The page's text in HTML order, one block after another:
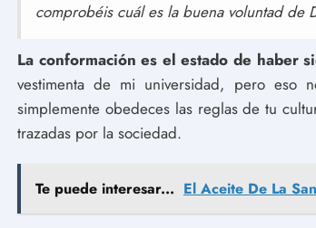
comprobéis cuál es la buena voluntad de
La conformación es el estado de haber
vestimenta de mi universidad, pero eso
simplemente obedeces las reglas de tu
trazadas por la sociedad.
Te puede interesar... El Aceite De La